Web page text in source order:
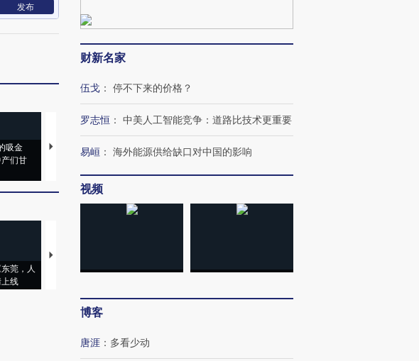
发布
吸金
们甘
马航飞行员跨国走私7万
粒摇头丸 尿检体内含3种
视线｜被称为“蟑螂”的印
度Z世代 用街头抗争将教
育部长拱下台
飞地休达
东莞，人
线
【推广】走进第四届链博
会，让数智科技“链”接产
【特别呈现】寻找100种
CFO：不靠规模取胜，华
财新名家
伍戈 ： 停不下来的价格？
罗志恒 ： 中美人工智能竞争：道路比技术更重要
易峘 ： 海外能源供给缺口对中国的影响
视频
博客
唐涯 ： 多看少动